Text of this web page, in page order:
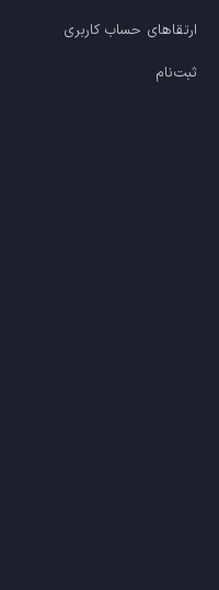
ارتقاهای حساب کاربری
ثبت‌نام